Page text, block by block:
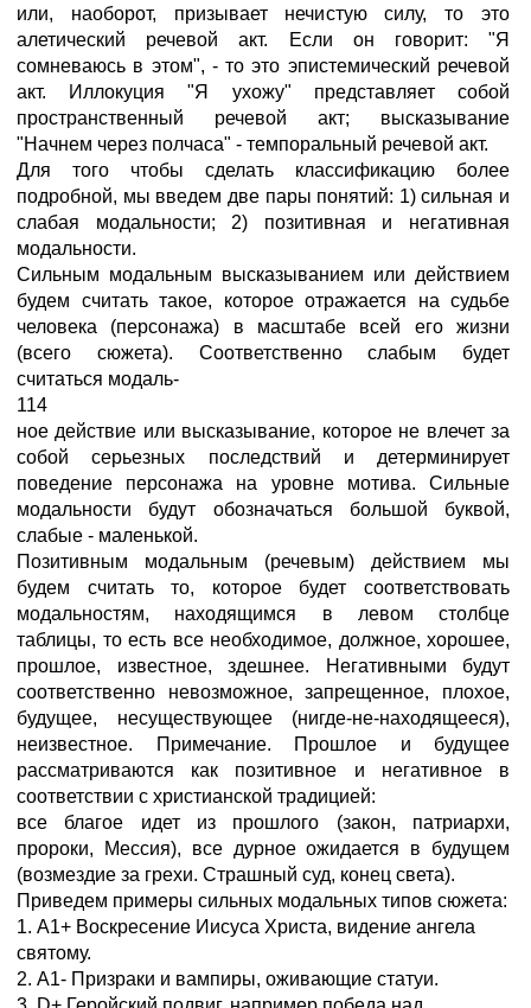
или, наоборот, призывает нечистую силу, то это
алетический речевой акт. Если он говорит: "Я
сомневаюсь в этом", - то это эпистемический речевой
акт. Иллокуция "Я ухожу" представляет собой
пространственный речевой акт; высказывание
"Начнем через полчаса" - темпоральный речевой акт.
Для того чтобы сделать классификацию более
подробной, мы введем две пары понятий: 1) сильная и
слабая модальности; 2) позитивная и негативная
модальности.
Сильным модальным высказыванием или действием
будем считать такое, которое отражается на судьбе
человека (персонажа) в масштабе всей его жизни
(всего сюжета). Соответственно слабым будет
считаться модаль-
114
ное действие или высказывание, которое не влечет за
собой серьезных последствий и детерминирует
поведение персонажа на уровне мотива. Сильные
модальности будут обозначаться большой буквой,
слабые - маленькой.
Позитивным модальным (речевым) действием мы
будем считать то, которое будет соответствовать
модальностям, находящимся в левом столбце
таблицы, то есть все необходимое, должное, хорошее,
прошлое, известное, здешнее. Негативными будут
соответственно невозможное, запрещенное, плохое,
будущее, несуществующее (нигде-не-находящееся),
неизвестное. Примечание. Прошлое и будущее
рассматриваются как позитивное и негативное в
соответствии с христианской традицией:
все благое идет из прошлого (закон, патриархи,
пророки, Мессия), все дурное ожидается в будущем
(возмездие за грехи. Страшный суд, конец света).
Приведем примеры сильных модальных типов сюжета:
1. А1+ Воскресение Иисуса Христа, видение ангела
святому.
2. А1- Призраки и вампиры, оживающие статуи.